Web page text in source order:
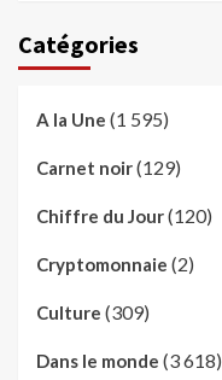
Catégories
A la Une (1 595)
Carnet noir(129)
Chiffre du Jour(120)
Cryptomonnaie (2)
Culture (309)
Dans le monde (3 618)